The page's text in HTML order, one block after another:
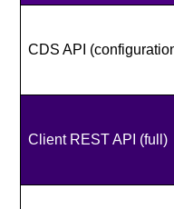
CDS API
Client REST API (full)